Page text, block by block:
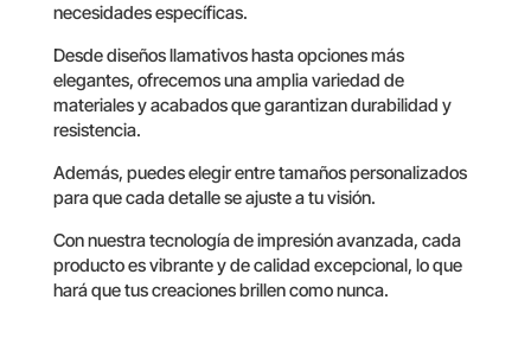
necesidades específicas.
Desde diseños llamativos hasta opciones más
elegantes, ofrecemos una amplia variedad de
materiales y acabados que garantizan durabilidad y
resistencia.
Además, puedes elegir entre tamaños personalizados
para que cada detalle se ajuste a tu visión.
Con nuestra tecnología de impresión avanzada, cada
producto es vibrante y de calidad excepcional, lo que
hará que tus creaciones brillen como nunca.